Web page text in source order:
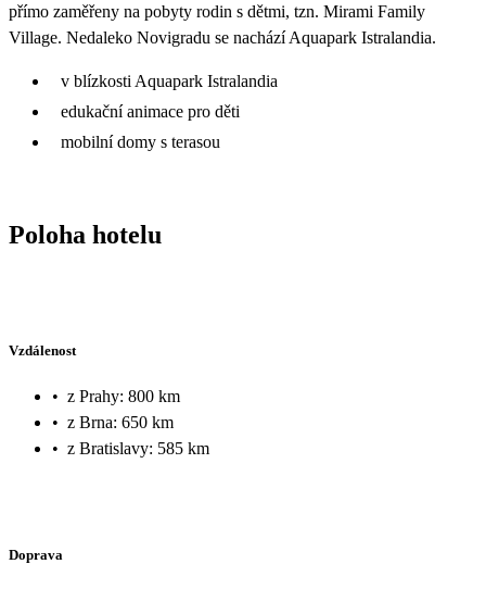
přímo zaměřeny na pobyty rodin s dětmi, tzn. Mirami Family
Village. Nedaleko Novigradu se nachází Aquapark Istralandia.
v blízkosti Aquapark Istralandia
edukační animace pro děti
mobilní domy s terasou
Poloha hotelu
Vzdálenost
• z Prahy: 800 km
• z Brna: 650 km
• z Bratislavy: 585 km
Doprava